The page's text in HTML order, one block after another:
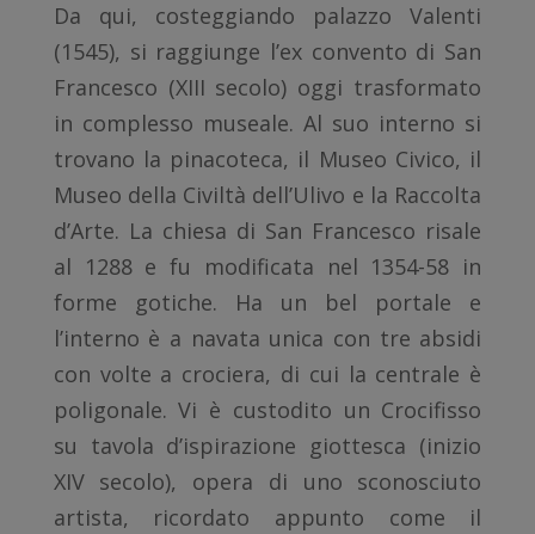
Da qui, costeggiando palazzo Valenti
(1545), si raggiunge l’ex convento di San
Francesco (XIII secolo) oggi trasformato
in complesso museale. Al suo interno si
trovano la pinacoteca, il Museo Civico, il
Museo della Civiltà dell’Ulivo e la Raccolta
d’Arte. La chiesa di San Francesco risale
al 1288 e fu modificata nel 1354-58 in
forme gotiche. Ha un bel portale e
l’interno è a navata unica con tre absidi
con volte a crociera, di cui la centrale è
poligonale. Vi è custodito un Crocifisso
su tavola d’ispirazione giottesca (inizio
XIV secolo), opera di uno sconosciuto
artista, ricordato appunto come il